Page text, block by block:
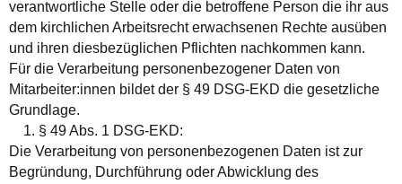
verantwortliche Stelle oder die betroffene Person die ihr aus
dem kirchlichen Arbeitsrecht erwachsenen Rechte ausüben
und ihren diesbezüglichen Pflichten nachkommen kann.
Für die Verarbeitung personenbezogener Daten von
Mitarbeiter:innen bildet der § 49 DSG-EKD die gesetzliche
Grundlage.
1. § 49 Abs. 1 DSG-EKD:
Die Verarbeitung von personenbezogenen Daten ist zur
Begründung, Durchführung oder Abwicklung des